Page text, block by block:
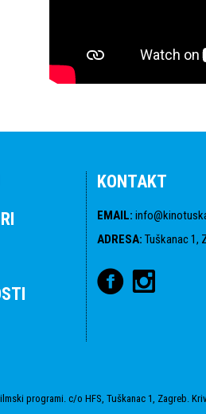
KONTAKT
EMAIL:
ADRESA: Tuškanac 1,
programi. c/o HFS, Tuškanac 1, Zagreb.